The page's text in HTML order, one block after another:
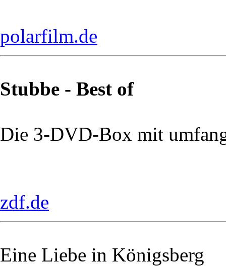
polarfilm.de
Stubbe - Best of
Die 3-DVD-Box mit
zdf.de
Eine Liebe in Königsberg